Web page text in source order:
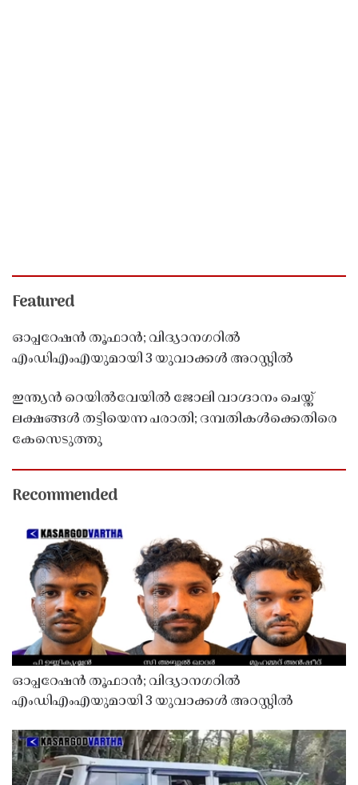
Featured
ഓപ്പറേഷൻ തൂഫാൻ; വിദ്യാനഗറിൽ
എംഡിഎംഎയുമായി 3 യുവാക്കൾ അറസ്റ്റിൽ
ഇന്ത്യൻ റെയിൽവേയിൽ ജോലി വാഗ്ദാനം ചെയ്ത്
ലക്ഷങ്ങൾ തട്ടിയെന്ന പരാതി; ദമ്പതികൾക്കെതിരെ
കേസെടുത്തു
Recommended
ഓപ്പറേഷൻ തൂഫാൻ; വിദ്യാനഗറിൽ
എംഡിഎംഎയുമായി 3 യുവാക്കൾ അറസ്റ്റിൽ